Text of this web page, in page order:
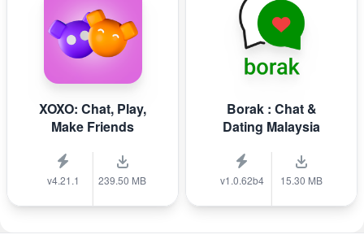
XOXO: Chat, Play,
Make Friends
v4.21.1 239.50 MB
Borak : Chat &
Dating Malaysia
v1.0.62b4 15.30 MB